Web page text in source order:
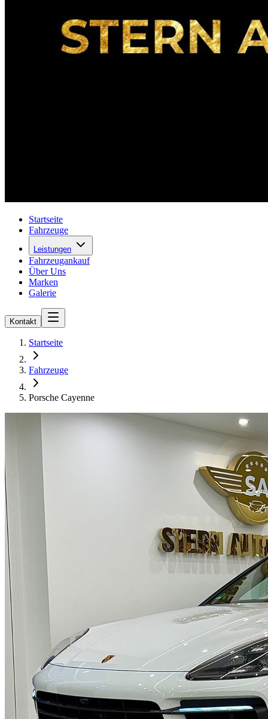
Startseite
Fahrzeuge
Leistungen
Fahrzeugankauf
Über Uns
Marken
Galerie
Kontakt
Startseite
Fahrzeuge
Porsche Cayenne